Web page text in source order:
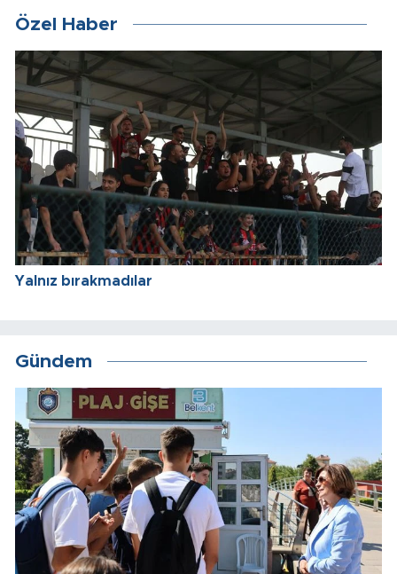
Özel Haber
Yalnız bırakmadılar
Gündem